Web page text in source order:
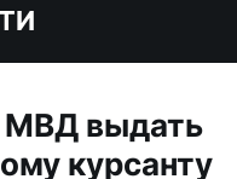
МВД выдать
курсанту